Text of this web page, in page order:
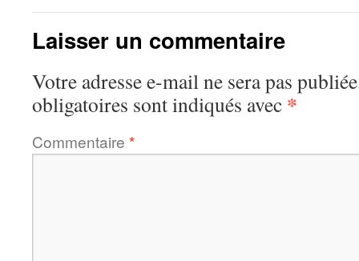
Laisser un commentaire
Votre adresse e-mail ne sera pas
obligatoires sont indiqués avec *
Commentaire *